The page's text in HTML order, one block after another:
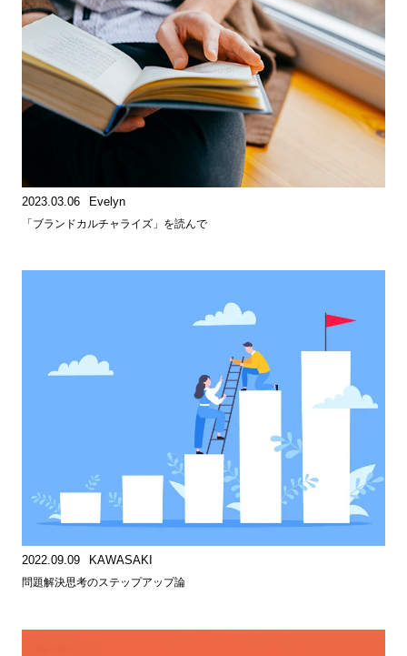
2023.03.06 Evelyn
「ブランドカルチャライズ」を読んで
2022.09.09 KAWASAKI
問題解決思考のステップアップ論